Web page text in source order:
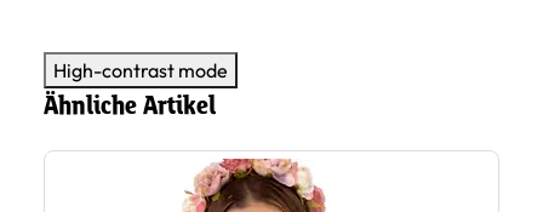
High-contrast mode
Ähnliche Artikel